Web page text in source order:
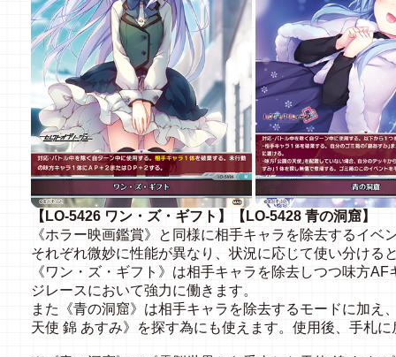
【LO-5426 ワン・ズ・ギフト】【LO-5428 青の洞窟】
《ホラー映画鑑賞》と同様に相手キャラを除去するイベ
それぞれ微妙に性能が異なり、状況に応じて使い分ける
《ワン・ズ・ギフト》は相手キャラを除去しつつ味方
ジレースにおいて強力に働きます。
また《青の洞窟》は相手キャラを除去するモードに加え
天使 錦 あすみ》を探す為にも使えます。使用後、手札